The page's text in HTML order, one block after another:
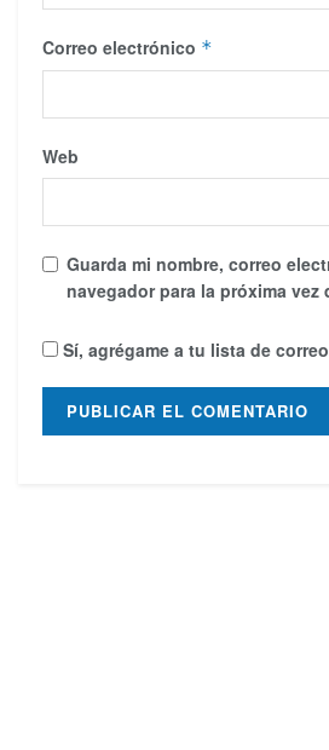
Correo electrónico *
Web
Guarda mi nombre, correo
navegador para la próxima vez
Sí, agrégame a tu lista de